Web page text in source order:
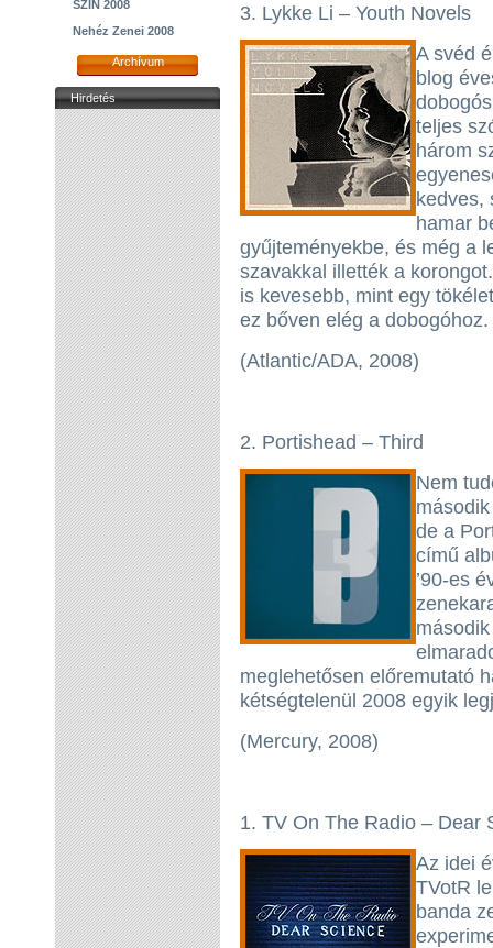
SZIN 2008
Nehéz Zenei 2008
Archívum
Hirdetés
3. Lykke Li – Youth Novels
A svéd
blog
teljes
három
kedves,
hamar
gyűjteményekbe, és még a
szavakkal illették a
is kevesebb, mint egy
ez bőven elég a dobogóhoz.
(Atlantic/ADA, 2008)
2. Portishead – Third
Nem
de a
című
’90-es
meglehetősen előremutató
kétségtelenül 2008 egyik
(Mercury, 2008)
1. TV On The Radio – Dear
Az idei
TVotR
banda